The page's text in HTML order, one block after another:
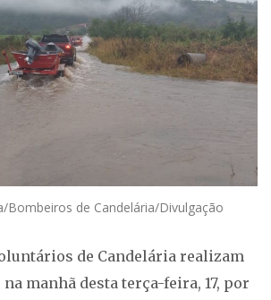
Bombeiros de Candelária/Divulgação
de Candelária realizam
na manhã desta terça-feira, 17, por